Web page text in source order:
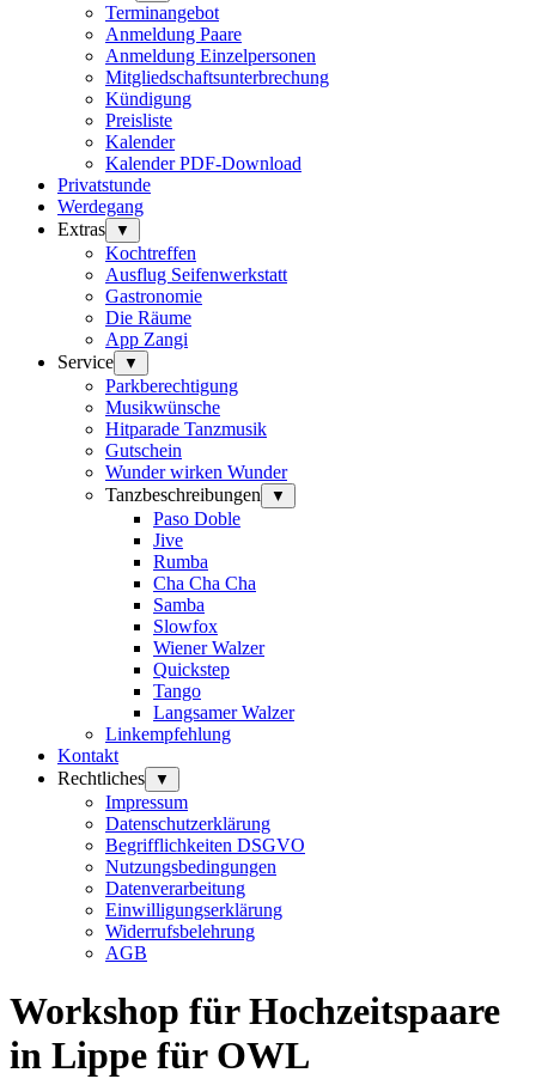
Terminangebot
Anmeldung Paare
Anmeldung Einzelpersonen
Mitgliedschaftsunterbrechung
Kündigung
Preisliste
Kalender
Kalender PDF-Download
Privatstunde
Werdegang
Extras
▼
Kochtreffen
Ausflug Seifenwerkstatt
Gastronomie
Die Räume
App Zangi
Service
▼
Parkberechtigung
Musikwünsche
Hitparade Tanzmusik
Gutschein
Wunder wirken Wunder
Tanzbeschreibungen
▼
Paso Doble
Jive
Rumba
Cha Cha Cha
Samba
Slowfox
Wiener Walzer
Quickstep
Tango
Langsamer Walzer
Linkempfehlung
Kontakt
Rechtliches
▼
Impressum
Datenschutzerklärung
Begrifflichkeiten DSGVO
Nutzungsbedingungen
Datenverarbeitung
Einwilligungserklärung
Widerrufsbelehrung
AGB
Workshop für Hochzeitspaare
in Lippe für OWL